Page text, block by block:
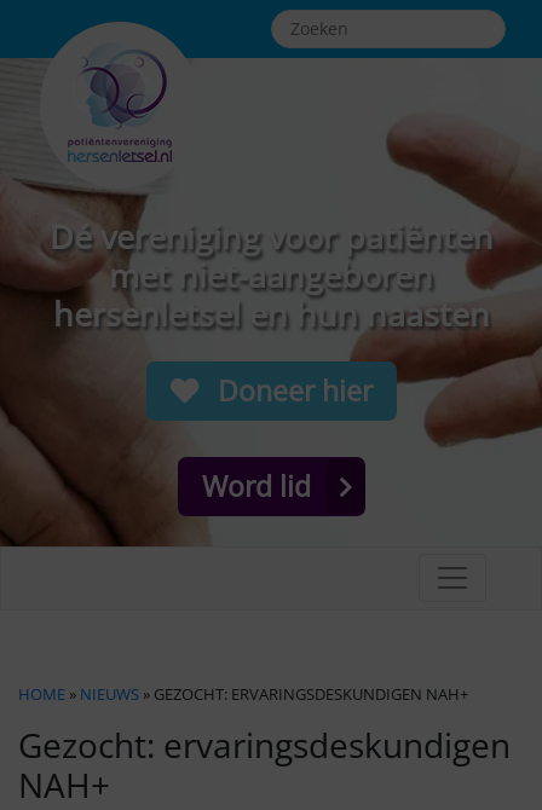
Dé vereniging voor patiënten
met niet-aangeboren
hersenletsel en hun naasten
Doneer hier
Word lid
HOME » NIEUWS » GEZOCHT: ERVARINGSDESKUNDIGEN NAH+
Gezocht: ervaringsdeskundigen
NAH+